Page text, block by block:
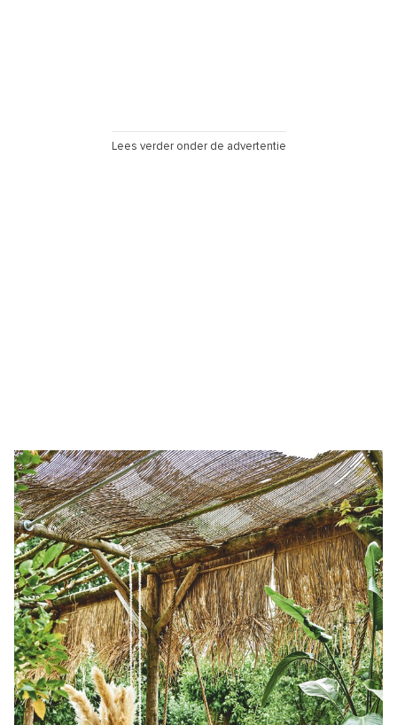
Lees verder onder de advertentie